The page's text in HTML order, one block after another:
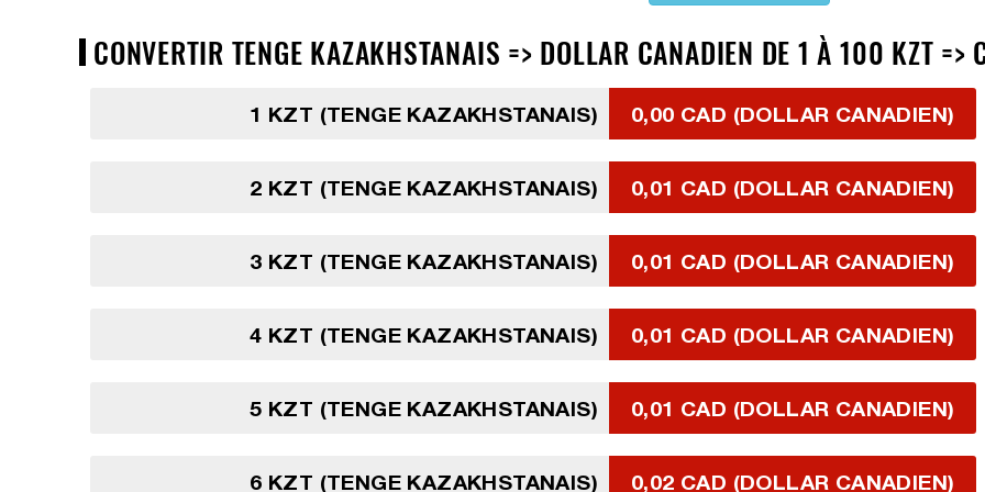
CONVERTIR TENGE KAZAKHSTANAIS => DOLLAR CANADIEN DE 1 À 100 KZT =>
1 KZT (TENGE KAZAKHSTANAIS) 0,00 CAD (DOLLAR CANADIEN)
2 KZT (TENGE KAZAKHSTANAIS) 0,01 CAD (DOLLAR CANADIEN)
3 KZT (TENGE KAZAKHSTANAIS) 0,01 CAD (DOLLAR CANADIEN)
4 KZT (TENGE KAZAKHSTANAIS) 0,01 CAD (DOLLAR CANADIEN)
5 KZT (TENGE KAZAKHSTANAIS) 0,01 CAD (DOLLAR CANADIEN)
6 KZT (TENGE KAZAKHSTANAIS) 0,02 CAD (DOLLAR CANADIEN)